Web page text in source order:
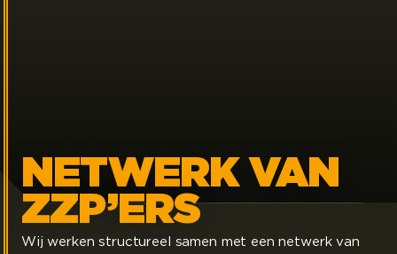
NETWERK VAN
ZZP’ERS
Wij werken structureel samen met een netwerk van